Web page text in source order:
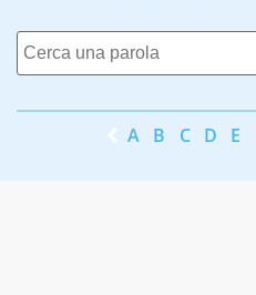
A B C D E